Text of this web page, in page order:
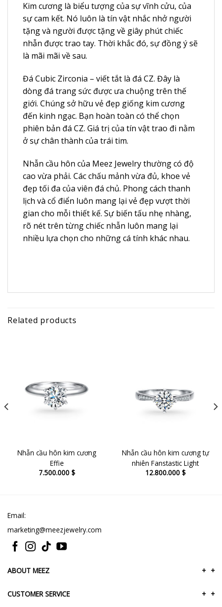
Kim cương là biểu tượng của sự vĩnh cửu, của
sự cam kết. Nó luôn là tín vật nhắc nhở người
tặng và người được tặng về giây phút chiếc
nhẫn được trao tay. Thời khắc đó, sự đồng ý sẽ
là mãi mãi về sau.
Đá Cubic Zirconia – viết tắt là đá CZ. Đây là
dòng đá trang sức được ưa chuộng trên thế
giới. Chúng sở hữu vẻ đẹp giống kim cương
đến kinh ngạc. Bạn hoàn toàn có thể chọn
phiên bản đá CZ. Giá trị của tín vật trao đi nằm
ở sự chân thành của trái tim.
Nhẫn cầu hôn của Meez Jewelry thường có độ
cao vừa phải. Các chấu mảnh vừa đủ, khoe vẻ
đẹp tối đa của viên đá chủ. Phong cách thanh
lịch và cổ điển luôn mang lại vẻ đẹp vượt thời
gian cho mỗi thiết kế. Sự biến tấu nhẹ nhàng,
rõ nét trên từng chiếc nhẫn luôn mang lại
nhiều lựa chọn cho những cá tính khác nhau.
Related products
Nhẫn cầu hôn kim cương
Effie
7.500.000 $
Nhẫn cầu hôn kim cương tự
nhiên Fanstastic Light
12.800.000 $
Email:
marketing@meezjewelry.com
ABOUT MEEZ +
+
CUSTOMER SERVICE +
+